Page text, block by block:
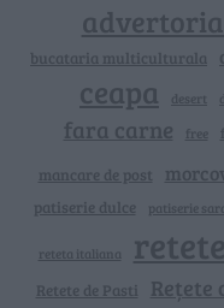
bucataria multiculturala
ceapa desert
fara carne free
mancare de post
patiserie dulce patiserie
reteta italiana
Retete de Pasti Rețete